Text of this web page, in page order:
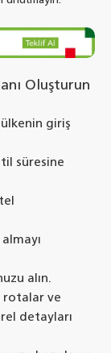
Oluşturun
giriş
süresine
alın.
rotalar ve
detayları